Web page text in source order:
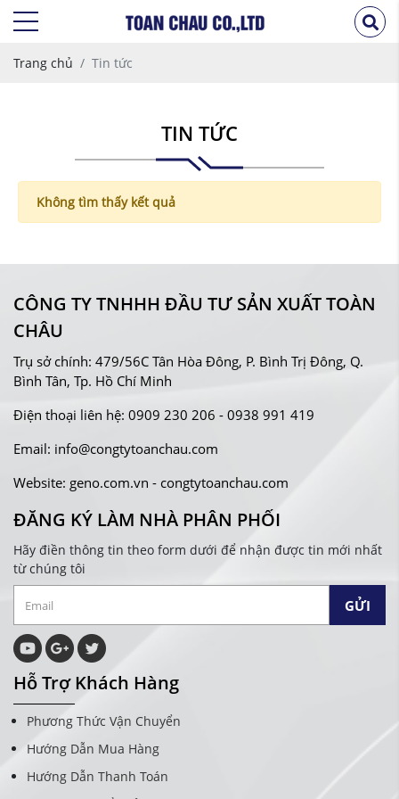
Trang chủ Tin tức
TIN TỨC
Không tìm thấy kết quả
CÔNG TY TNHHH ĐẦU TƯ SẢN XUẤT TOÀN
CHÂU
Trụ sở chính: 479/56C Tân Hòa Đông, P. Bình Trị Đông, Q.
Bình Tân, Tp. Hồ Chí Minh
Điện thoại liên hệ: 0909 230 206 - 0938 991 419
Email: info@congtytoanchau.com
Website: geno.com.vn - congtytoanchau.com
ĐĂNG KÝ LÀM NHÀ PHÂN PHỐI
Hãy điền thông tin theo form dưới để nhận được tin mới nhất
từ chúng tôi
Hỗ Trợ Khách Hàng
Phương Thức Vận Chuyển
Hướng Dẫn Mua Hàng
Hướng Dẫn Thanh Toán